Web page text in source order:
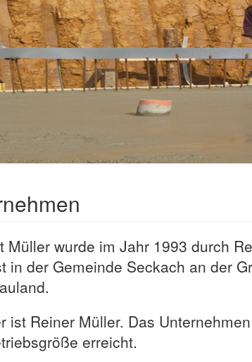
Müller wurde im Jahr 1993 durch
in der Gemeinde Seckach an der
ist Reiner Müller. Das
erreicht.